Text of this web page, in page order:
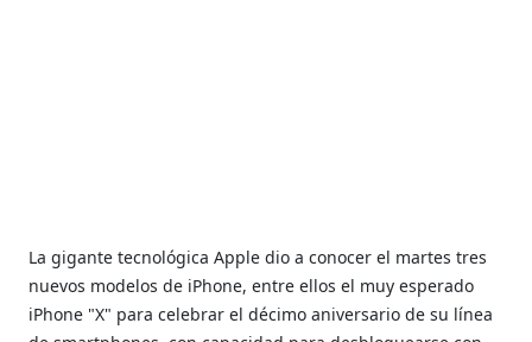
La gigante tecnológica Apple dio a conocer el martes tres
nuevos modelos de iPhone, entre ellos el muy esperado
iPhone "X" para celebrar el décimo aniversario de su línea